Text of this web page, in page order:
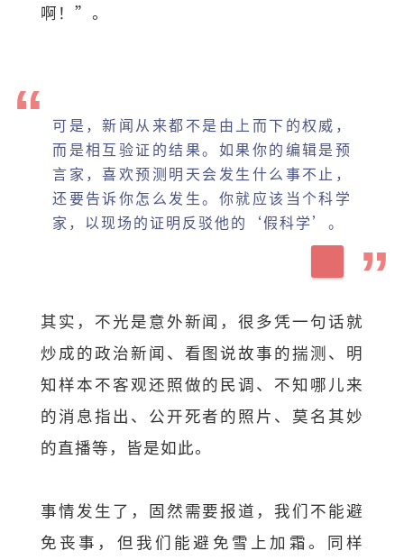
啊！”。
可是，新闻从来都不是由上而下的权威，
而是相互验证的结果。如果你的编辑是预
言家，喜欢预测明天会发生什么事不止，
还要告诉你怎么发生。你就应该当个科学
家，以现场的证明反驳他的‘假科学’。
其实，不光是意外新闻，很多凭一句话就
炒成的政治新闻、看图说故事的揣测、明
知样本不客观还照做的民调、不知哪儿来
的消息指出、公开死者的照片、莫名其妙
的直播等，皆是如此。
事情发生了，固然需要报道，我们不能避
免丧事，但我们能避免雪上加霜。同样